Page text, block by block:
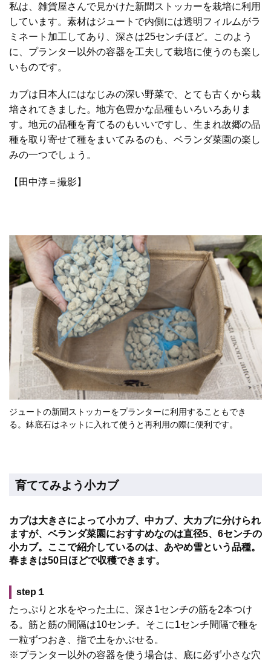
私は、雑貨屋さんで見かけた新聞ストッカーを栽培に利用
しています。素材はジュートで内側には透明フィルムがラ
ミネート加工してあり、深さは25センチほど。このよう
に、プランター以外の容器を工夫して栽培に使うのも楽し
いものです。
カブは日本人にはなじみの深い野菜で、とても古くから栽
培されてきました。地方色豊かな品種もいろいろありま
す。地元の品種を育てるのもいいですし、生まれ故郷の品
種を取り寄せて種をまいてみるのも、ベランダ菜園の楽し
みの一つでしょう。
【田中淳＝撮影】
ジュートの新聞ストッカーをプランターに利用することもでき
る。鉢底石はネットに入れて使うと再利用の際に便利です。
育ててみよう小カブ
カブは大きさによって小カブ、中カブ、大カブに分けられ
ますが、ベランダ菜園におすすめなのは直径5、6センチの
小カブ。ここで紹介しているのは、あやめ雪という品種。
春まきは50日ほどで収穫できます。
step１
たっぷりと水をやった土に、深さ1センチの筋を2本つけ
る。筋と筋の間隔は10センチ。そこに1センチ間隔で種を
一粒ずつおき、指で土をかぶせる。
※プランター以外の容器を使う場合は、底に必ず小さな穴